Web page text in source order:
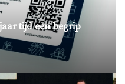
tijd een begrip